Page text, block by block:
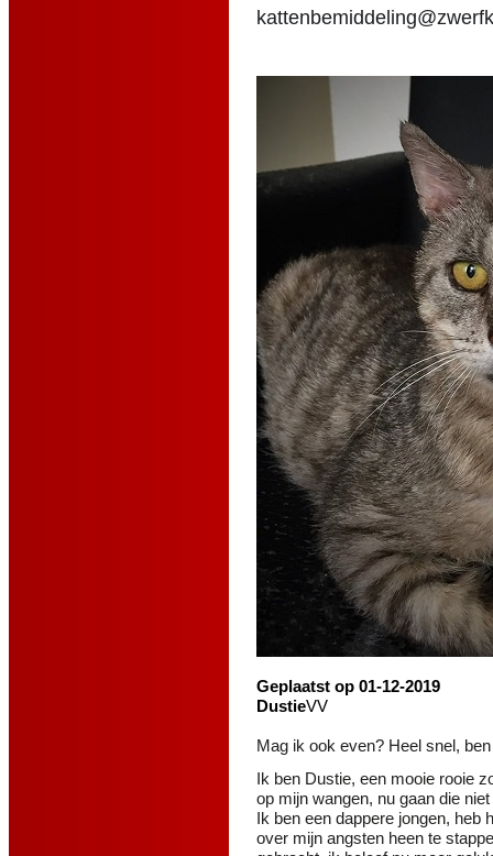
Geplaatst op 01-12-2019
DustieVV
Mag ik ook even? Heel snel,
Ik ben Dustie, een mooie rooie
op mijn wangen, nu gaan die
Ik ben een dappere jongen, heb
over mijn angsten heen te